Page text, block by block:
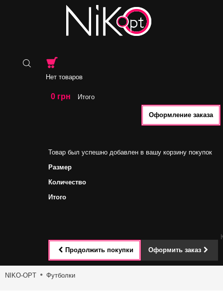
Нет товаров
0 грн Итого
Оформление заказа
Товар был успешно добавлен в вашу корзину покупок
Размер
Количество
Итого
Продолжить покупки Оформить заказ
Toggle
NIKO-OPT Футболки